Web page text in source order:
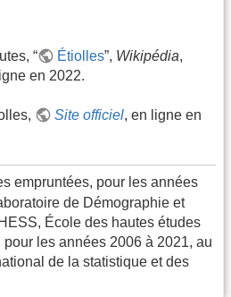
“ Étiolles”, Wikipédia,
en 2022.
Site officiel, en ligne en
empruntées, pour les années
de Démographie et
École des hautes études
les années 2006 à 2021, au
de la statistique et des